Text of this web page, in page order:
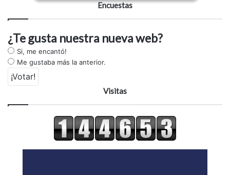
Encuestas
¿Te gusta nuestra nueva web?
Si, me encantó!
Me gustaba más la anterior.
Visitas